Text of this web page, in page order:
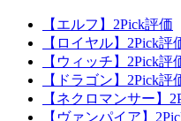
【エルフ】2Pick評価
【ロイヤル】2Pick評
【ウィッチ】2Pick評
【ドラゴン】2Pick評
【ネクロマンサー】
【ヴァンパイア】